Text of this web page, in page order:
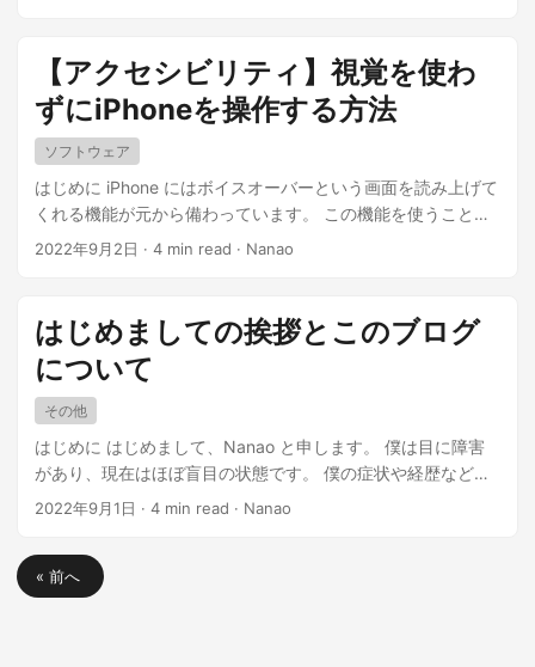
【アクセシビリティ】視覚を使わ
ずにiPhoneを操作する方法
ソフトウェア
はじめに iPhone にはボイスオーバーという画面を読み上げて
くれる機能が元から備わっています。 この機能を使うことで
目の見えない方や見えにくい方でも iPhone を操作できるよう
体験になります。 ...
2022年9月2日 · 4 min read · Nanao
はじめましての挨拶とこのブログ
について
その他
はじめに はじめまして、Nanao と申します。 僕は目に障害
があり、現在はほぼ盲目の状態です。 僕の症状や経歴などは
以下のページに掲載しています。 ...
2022年9月1日 · 4 min read · Nanao
« 前へ